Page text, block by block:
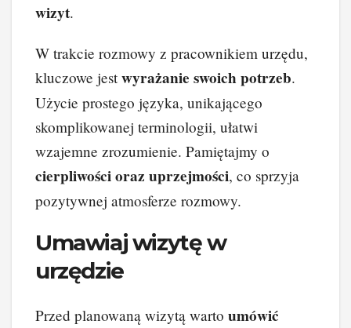
wizyt.
W trakcie rozmowy z pracownikiem urzędu,
kluczowe jest wyrażanie swoich potrzeb.
Użycie prostego języka, unikającego
skomplikowanej terminologii, ułatwi
wzajemne zrozumienie. Pamiętajmy o
cierpliwości oraz uprzejmości, co sprzyja
pozytywnej atmosferze rozmowy.
Umawiaj wizytę w
urzędzie
Przed planowaną wizytą warto umówić